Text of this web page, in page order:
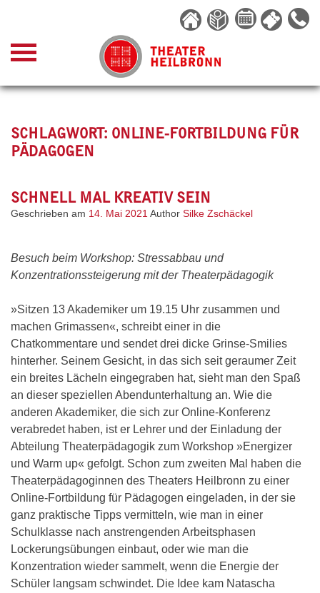
content
SCHLAGWORT: ONLINE-FORTBILDUNG FÜR
PÄDAGOGEN
SCHNELL MAL KREATIV SEIN
Geschrieben am 14. Mai 2021 Author Silke Zschäckel
Besuch beim Workshop: Stressabbau und
Konzentrationssteigerung mit der Theaterpädagogik
»Sitzen 13 Akademiker um 19.15 Uhr zusammen und
machen Grimassen«, schreibt einer in die
Chatkommentare und sendet drei dicke Grinse-Smilies
hinterher. Seinem Gesicht, in das sich seit geraumer Zeit
ein breites Lächeln eingegraben hat, sieht man den Spaß
an dieser speziellen Abendunterhaltung an. Wie die
anderen Akademiker, die sich zur Online-Konferenz
verabredet haben, ist er Lehrer und der Einladung der
Abteilung Theaterpädagogik zum Workshop »Energizer
und Warm up« gefolgt. Schon zum zweiten Mal haben die
Theaterpädagoginnen des Theaters Heilbronn zu einer
Online-Fortbildung für Pädagogen eingeladen, in der sie
ganz praktische Tipps vermitteln, wie man in einer
Schulklasse nach anstrengenden Arbeitsphasen
Lockerungsübungen einbaut, oder wie man die
Konzentration wieder sammelt, wenn die Energie der
Schüler langsam schwindet. Die Idee kam Natascha